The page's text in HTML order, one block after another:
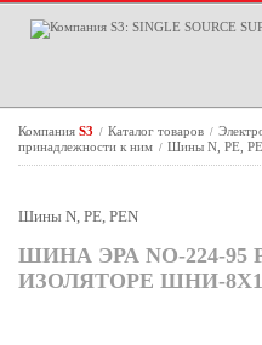
Компания S3 / Каталог товаров /
принадлежности к ним / Шины N, PE,
Шины N, PE, PEN
ШИНА ЭРА NO-224-95
ИЗОЛЯТОРЕ ШНИ-